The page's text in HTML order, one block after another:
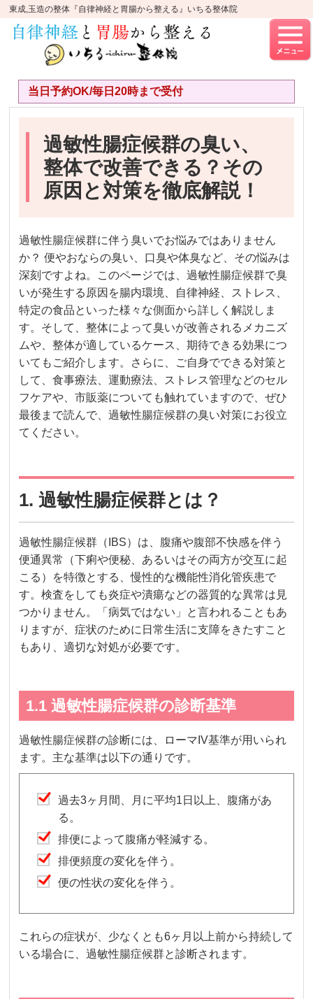
東成,玉造の整体『自律神経と胃腸から整える』いちる整体院
当日予約OK/毎日20時まで受付
過敏性腸症候群の臭い、
整体で改善できる？その
原因と対策を徹底解説！
過敏性腸症候群に伴う臭いでお悩みではありません
か？ 便やおならの臭い、口臭や体臭など、その悩みは
深刻ですよね。このページでは、過敏性腸症候群で臭
いが発生する原因を腸内環境、自律神経、ストレス、
特定の食品といった様々な側面から詳しく解説しま
す。そして、整体によって臭いが改善されるメカニズ
ムや、整体が適しているケース、期待できる効果につ
いてもご紹介します。さらに、ご自身でできる対策と
して、食事療法、運動療法、ストレス管理などのセル
フケアや、市販薬についても触れていますので、ぜひ
最後まで読んで、過敏性腸症候群の臭い対策にお役立
てください。
1. 過敏性腸症候群とは？
過敏性腸症候群（IBS）は、腹痛や腹部不快感を伴う
便通異常（下痢や便秘、あるいはその両方が交互に起
こる）を特徴とする、慢性的な機能性消化管疾患で
す。検査をしても炎症や潰瘍などの器質的な異常は見
つかりません。「病気ではない」と言われることもあ
りますが、症状のために日常生活に支障をきたすこと
もあり、適切な対処が必要です。
1.1 過敏性腸症候群の診断基準
過敏性腸症候群の診断には、ローマIV基準が用いられ
ます。主な基準は以下の通りです。
過去3ヶ月間、月に平均1日以上、腹痛があ
る。
排便によって腹痛が軽減する。
排便頻度の変化を伴う。
便の性状の変化を伴う。
これらの症状が、少なくとも6ヶ月以上前から持続して
いる場合に、過敏性腸症候群と診断されます。